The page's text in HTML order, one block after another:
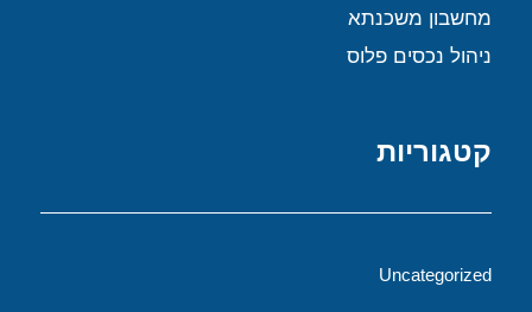
מחשבון משכנתא
ניהול נכסים פלוס
קטגוריות
Uncategorized